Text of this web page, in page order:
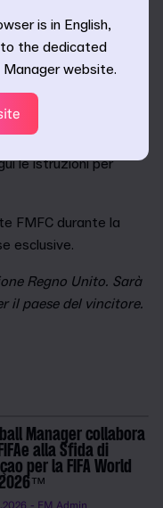
gioco prima di
riservati ai
di FMFC,
le istruzioni per
FMFC durante la
esclusive.
Regno Unito. Sarà
il paese del vincitore.
Manager collabora
alla Sfida di
per la FIFA World
- FM Admin
is in English,
the dedicated
website.